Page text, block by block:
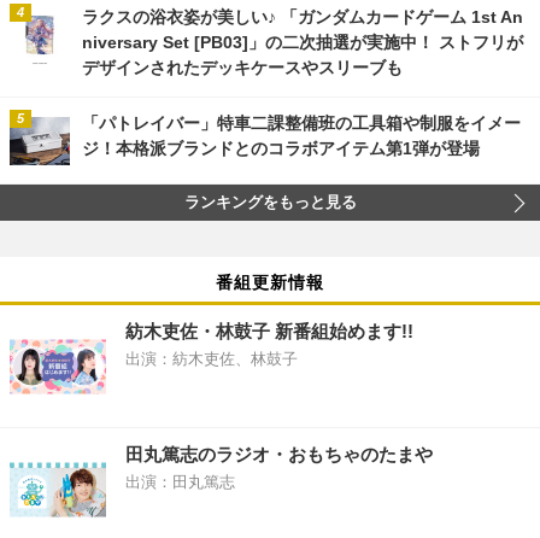
ラクスの浴衣姿が美しい♪ 「ガンダムカードゲーム 1st An
niversary Set [PB03]」の二次抽選が実施中！ ストフリが
デザインされたデッキケースやスリーブも
「パトレイバー」特車二課整備班の工具箱や制服をイメー
ジ！本格派ブランドとのコラボアイテム第1弾が登場
ランキングをもっと見る
番組更新情報
紡木吏佐・林鼓子 新番組始めます!!
出演：紡木吏佐、林鼓子
田丸篤志のラジオ・おもちゃのたまや
出演：田丸篤志